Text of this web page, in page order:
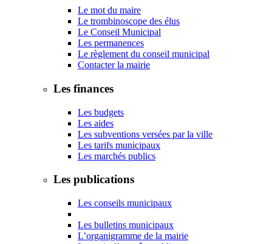
Le mot du maire
Le trombinoscope des élus
Le Conseil Municipal
Les permanences
Le règlement du conseil municipal
Contacter la mairie
Les finances
Les budgets
Les aides
Les subventions versées par la ville
Les tarifs municipaux
Les marchés publics
Les publications
Les conseils municipaux
Les bulletins municipaux
L’organigramme de la mairie